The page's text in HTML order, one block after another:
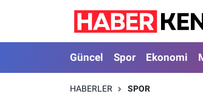
Güncel Spor Ekonomi
HABERLER SPOR
Güncel
Spor
Nöbetçi Eczaneler
Hava Durumu